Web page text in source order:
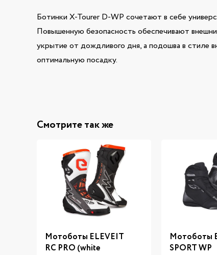
Ботинки X-Tourer D-WP сочетают в себе
Повышенную безопасность обеспечивают
укрытие от дождливого дня, а подошва в стиле
оптимальную посадку.
Смотрите так же
Мотоботы ELEVEIT
RC PRO (white
Мотоботы
SPORT WP